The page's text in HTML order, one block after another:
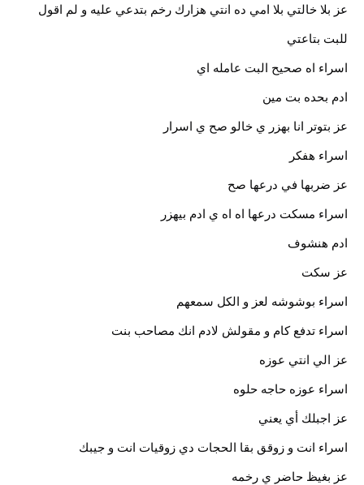
عز بلا خالتي بلا امي ده انتي هزارك رخم بتدعي عليه و لم اقول
للبت بتاعتي
اسراء اه صحيح البت عامله اي
ادم بحده بت مين
عز بتوتر انا بهزر ي خالو صح ي اسرار
اسراء هفكر
عز ضربها في درعها صح
اسراء مسكت درعها اه اه ي ادم بيهزر
ادم هنشوف
عز سكت
اسراء بوشوشه لعز و الكل سمعهم
اسراء تدفع كام و مقولش لادم انك مصاحب بنت
عز الي انتي عوزه
اسراء عوزه حاجه حلوه
عز اجبلك أي يعني
اسراء انت و زوقق بقا الحجات دي زوقيات انت و جيبك
عز بغيظ حاضر ي رخمه